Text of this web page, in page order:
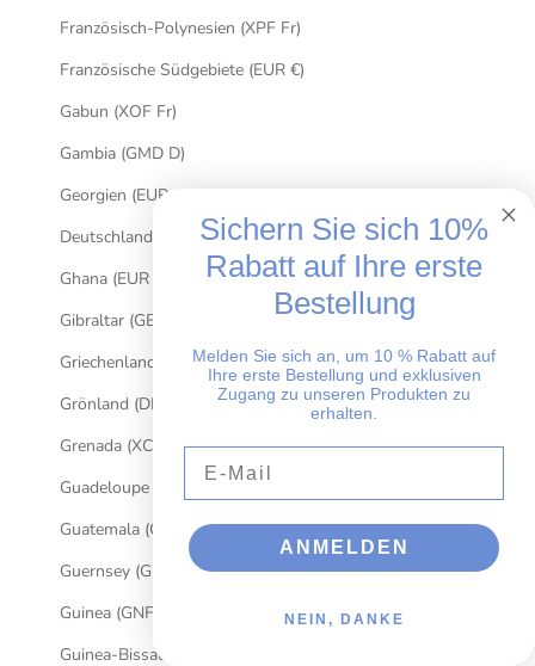
Französisch-Polynesien (XPF Fr)
Französische Südgebiete (EUR €)
Gabun (XOF Fr)
Gambia (GMD D)
Deutschland (EUR €)
Griechenland (EUR €)
Guadeloupe (EUR €)
Guatemala (GTQ Q)
Sichern Sie sich 10%
Rabatt auf Ihre erste
Bestellung
Melden Sie sich an, um 10 % Rabatt auf
Ihre erste Bestellung und exklusiven
Zugang zu unseren Produkten zu
erhalten.
ANMELDEN
NEIN, DANKE